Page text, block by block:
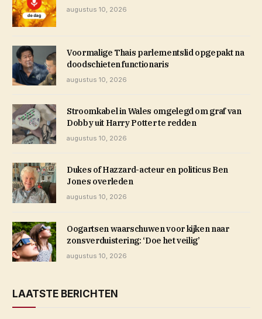
augustus 10, 2026
Voormalige Thais parlementslid opgepakt na
doodschieten functionaris
augustus 10, 2026
Stroomkabel in Wales omgelegd om graf van
Dobby uit Harry Potter te redden
augustus 10, 2026
Dukes of Hazzard-acteur en politicus Ben
Jones overleden
augustus 10, 2026
Oogartsen waarschuwen voor kijken naar
zonsverduistering: ‘Doe het veilig’
augustus 10, 2026
LAATSTE BERICHTEN